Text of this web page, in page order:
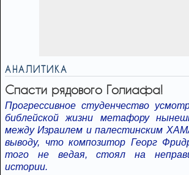
АНАЛИТИКА
Спасти рядового Голиафа!
Прогрессивное студенчество
библейской жизни метафору
между Израилем и палестинским
выводу, что композитор Георг
того не ведая, стоял на
истории.